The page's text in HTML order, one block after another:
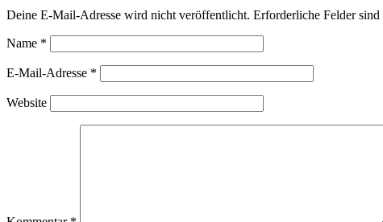
Deine E-Mail-Adresse wird nicht veröffentlicht. Erforderliche Felder sind
Name *
E-Mail-Adresse *
Website